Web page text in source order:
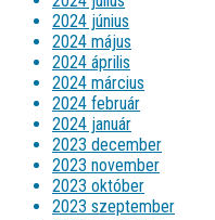
2024 június
2024 május
2024 április
2024 március
2024 február
2024 január
2023 december
2023 november
2023 október
2023 szeptember